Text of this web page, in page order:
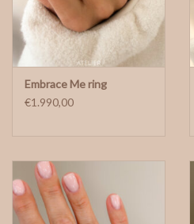
Embrace Me ring
€1.990,00